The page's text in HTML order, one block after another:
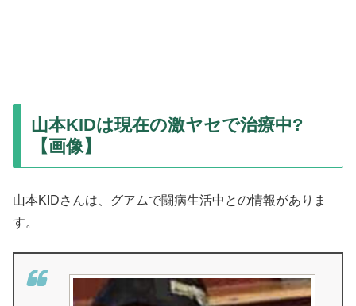
山本KIDは現在の激ヤセで治療中?
【画像】
山本KIDさんは、グアムで闘病生活中との情報がありま
す。